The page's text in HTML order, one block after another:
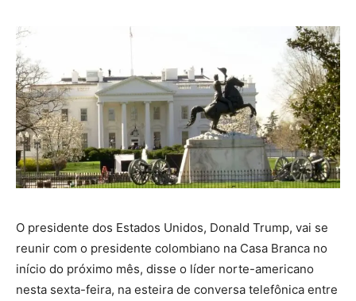
O presidente dos Estados Unidos, Donald Trump, vai se
reunir com o presidente colombiano na Casa Branca no
início do próximo mês, disse o líder norte-americano
nesta sexta-feira, na esteira de conversa telefônica entre